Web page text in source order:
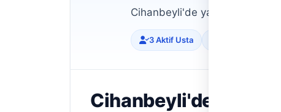
Cihanbeyli'de yaşadığınız su
3 Aktif Usta
Cihanbeyli'de Su